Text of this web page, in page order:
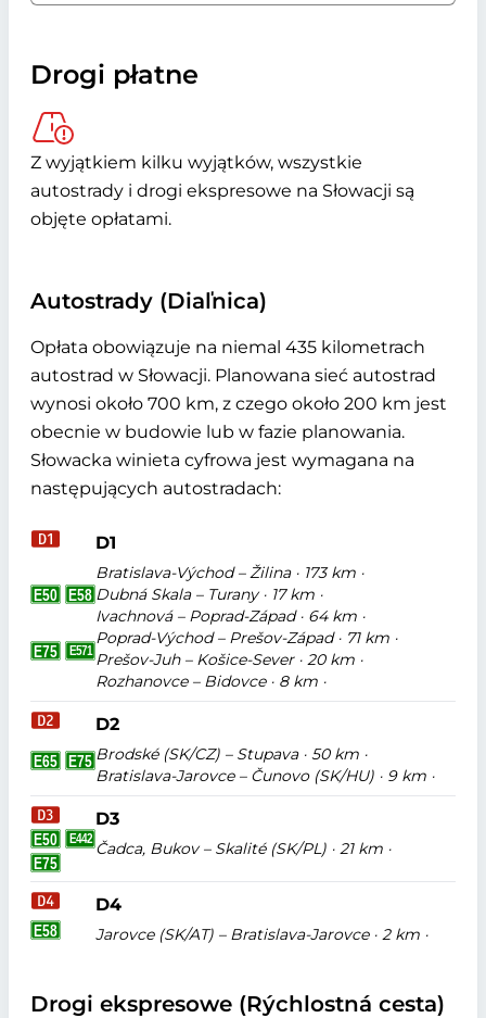
Drogi płatne
Z wyjątkiem kilku wyjątków, wszystkie
autostrady i drogi ekspresowe na Słowacji są
objęte opłatami.
Autostrady (Diaľnica)
Opłata obowiązuje na niemal 435 kilometrach
autostrad w Słowacji. Planowana sieć autostrad
wynosi około 700 km, z czego około 200 km jest
obecnie w budowie lub w fazie planowania.
Słowacka winieta cyfrowa jest wymagana na
następujących autostradach:
D1
Bratislava-Východ – Žilina · 173 km ·
Dubná Skala – Turany · 17 km ·
Ivachnová – Poprad-Západ · 64 km ·
Poprad-Východ – Prešov-Západ · 71 km ·
Prešov-Juh – Košice-Sever · 20 km ·
Rozhanovce – Bidovce · 8 km ·
D2
Brodské (SK/CZ) – Stupava · 50 km ·
Bratislava-Jarovce – Čunovo (SK/HU) · 9 km ·
D3
Čadca, Bukov – Skalité (SK/PL) · 21 km ·
D4
Jarovce (SK/AT) – Bratislava-Jarovce · 2 km ·
Drogi ekspresowe (Rýchlostná cesta)